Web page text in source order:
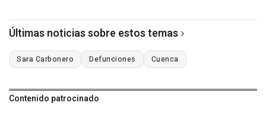
Últimas noticias sobre estos temas
Sara Carbonero Defunciones Cuenca
Contenido patrocinado